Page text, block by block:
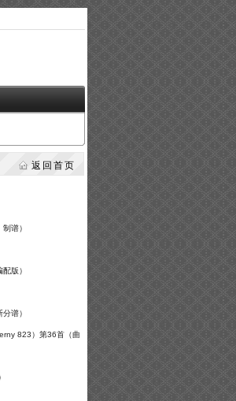
返回首页
谱）
版）
谱）
823）第36首（曲